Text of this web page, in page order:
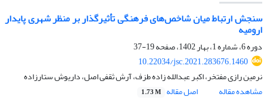
سنجش ارتباط میان شاخص‌های فرهنگی تأثیرگذار بر منظر شهری پایدار
ارومیه
دوره 6، شماره 1، بهار 1402، صفحه
19-37
10.22034/jsc.2021.283676.1460
نرمین رازی مفتخر، اکبر عبدالله زاده طزف، آرش ثقفی اصل، داریوش ستارزاده
مشاهده مقاله
اصل مقاله 1.73 M